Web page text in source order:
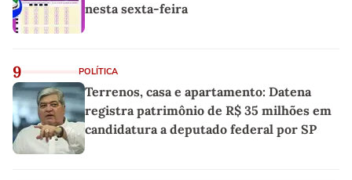
nesta sexta-feira
9 POLÍTICA
Terrenos, casa e apartamento: Datena
registra patrimônio de R$ 35 milhões em
candidatura a deputado federal por SP